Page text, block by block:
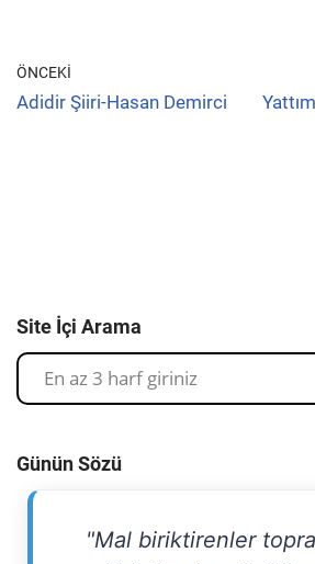
ÖNCEKI
Adidir Şiiri-Hasan Demirci
Site İçi Arama
Günün Sözü
"Mal biriktirenler